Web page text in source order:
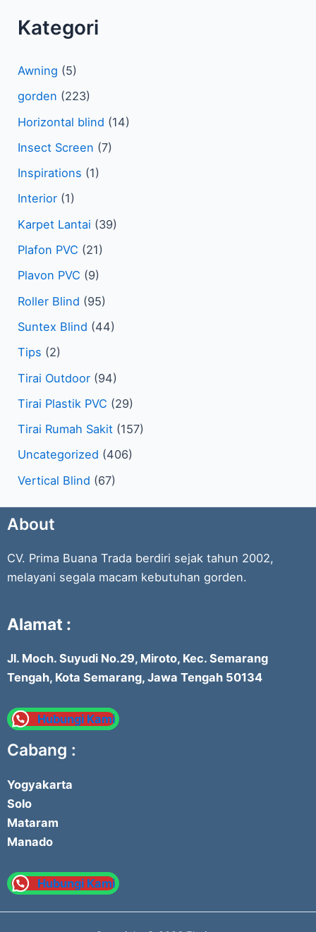
Kategori
Awning (5)
gorden (223)
Horizontal blind (14)
Insect Screen (7)
Inspirations (1)
Interior (1)
Karpet Lantai (39)
Plafon PVC (21)
Plavon PVC (9)
Roller Blind (95)
Suntex Blind (44)
Tips (2)
Tirai Outdoor (94)
Tirai Plastik PVC (29)
Tirai Rumah Sakit (157)
Uncategorized (406)
Vertical Blind (67)
About
CV. Prima Buana Trada berdiri sejak tahun 2002,
melayani segala macam kebutuhan gorden.
Alamat :
Jl. Moch. Suyudi No.29, Miroto, Kec. Semarang
Tengah, Kota Semarang, Jawa Tengah 50134
Hubungi Kami
Cabang :
Yogyakarta
Solo
Mataram
Manado
Hubungi Kami